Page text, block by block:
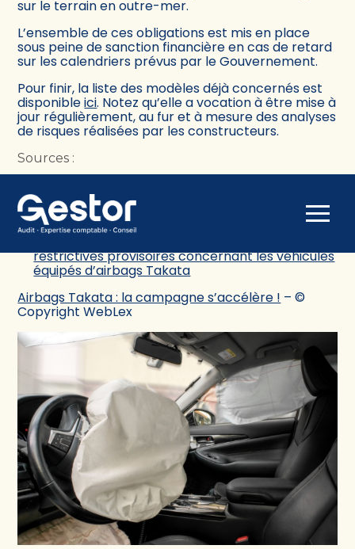
Aller
au
sur le terrain en outre-mer.
L’ensemble de ces obligations est mis en place
sous peine de sanction financière en cas de retard
sur les calendriers prévus par le Gouvernement.
Pour finir, la liste des modèles déjà concernés est
disponibleici. Notez qu’elle a vocation à être mise à
jour régulièrement, au fur et à mesure des analyses
de risques réalisées par les constructeurs.
Sources :
restrictives provisoires concernant les véhicules
équipés d’airbags Takata
Arrêté du 5 septembre 2025 modifiant l’arrêté
restrictives provisoires concernant les véhicules
équipés d’airbags Takata
Airbags Takata : la campagne s’accélère ! – ©
Copyright WebLex